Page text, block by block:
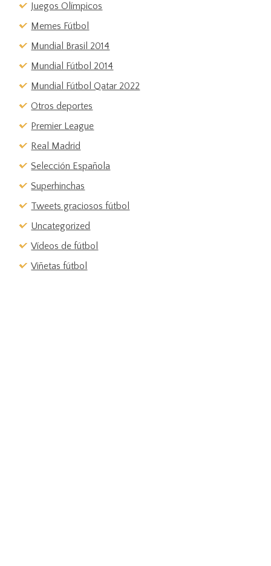
Juegos Olímpicos
Memes Fútbol
Mundial Brasil 2014
Mundial Fútbol 2014
Mundial Fútbol Qatar 2022
Otros deportes
Premier League
Real Madrid
Selección Española
Superhinchas
Tweets graciosos fútbol
Uncategorized
Vídeos de fútbol
Viñetas fútbol